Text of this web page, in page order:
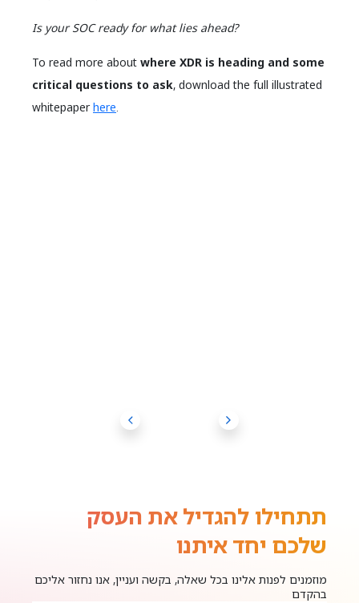
Is your SOC ready for what lies ahead?
To read more about where XDR is heading and some
critical questions to ask, download the full illustrated
whitepaperhere.
תתחילו להגדיל את העסק
שלכם יחד איתנו
מוזמנים לפנות אלינו בכל שאלה, בקשה ועניין, אנו נחזור אליכם
בהקדם